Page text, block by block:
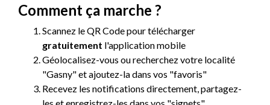
Comment ça marche ?
Scannez le QR Code pour télécharger
gratuitement l'application mobile
Géolocalisez-vous ou recherchez votre localité
"Gasny" et ajoutez-la dans vos "favoris"
Recevez les notifications directement, partagez-